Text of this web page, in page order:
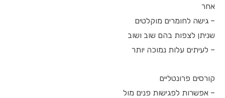
אחר
– גישה לחומרים מוקלטים
שניתן לצפות בהם שוב ושוב
– לעיתים עלות נמוכה יותר
קורסים פרונטליים
– אפשרות לפגישות פנים מול